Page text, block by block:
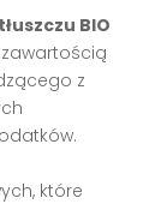
BIO
z
które